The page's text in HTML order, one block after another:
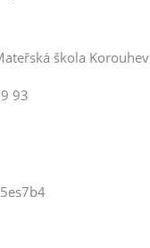
škola Korouhev
93